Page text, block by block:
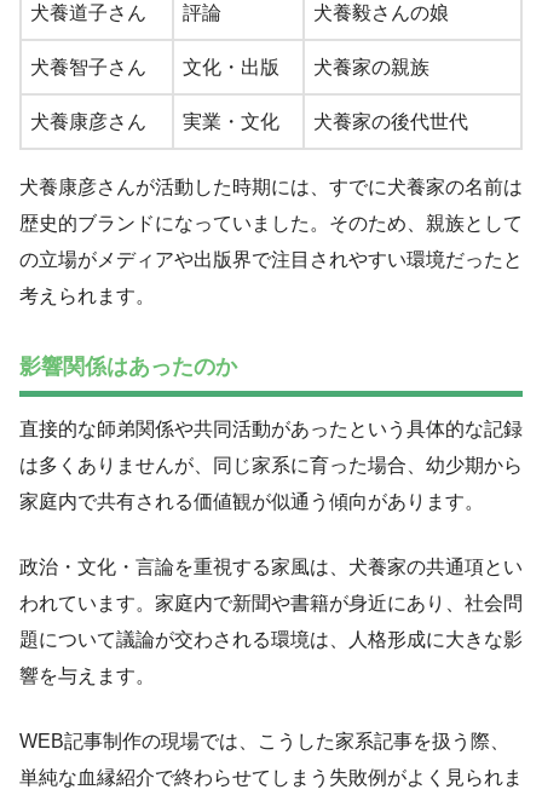
犬養道子さん 評論 犬養毅さんの娘
犬養智子さん 文化・出版 犬養家の親族
犬養康彦さん 実業・文化 犬養家の後代世代
犬養康彦さんが活動した時期には、すでに犬養家の名前は
歴史的ブランドになっていました。そのため、親族として
の立場がメディアや出版界で注目されやすい環境だったと
考えられます。
影響関係はあったのか
直接的な師弟関係や共同活動があったという具体的な記録
は多くありませんが、同じ家系に育った場合、幼少期から
家庭内で共有される価値観が似通う傾向があります。
政治・文化・言論を重視する家風は、犬養家の共通項とい
われています。家庭内で新聞や書籍が身近にあり、社会問
題について議論が交わされる環境は、人格形成に大きな影
響を与えます。
WEB記事制作の現場では、こうした家系記事を扱う際、
単純な血縁紹介で終わらせてしまう失敗例がよく見られま